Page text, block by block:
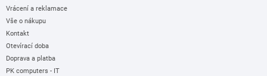
Vrácení a reklamace
Vše o nákupu
Kontakt
Otevírací doba
Doprava a platba
PK computers - IT